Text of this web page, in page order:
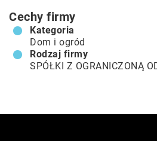
Cechy firmy
Kategoria
Dom i ogród
Rodzaj firmy
SPÓŁKI Z OGRANICZONĄ